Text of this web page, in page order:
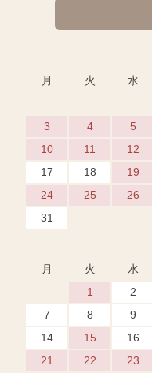
月
火 水
3
4 5
10
11 12
17
18 19
24
25 26
31
月
火 水
1
2
7
8 9
14
15 16
21
22 23